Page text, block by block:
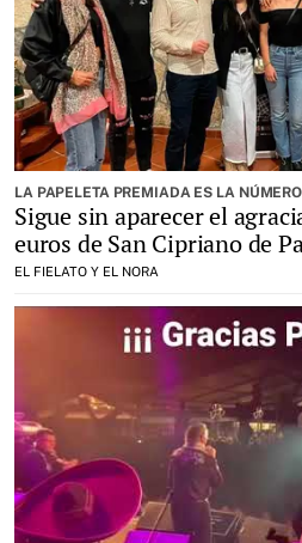
LA PAPELETA PREMIADA ES LA
Sigue sin aparecer el
euros de San Cipriano de
EL FIELATO Y EL NORA